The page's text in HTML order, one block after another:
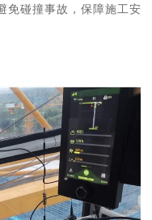
免碰撞事故，保障施工安